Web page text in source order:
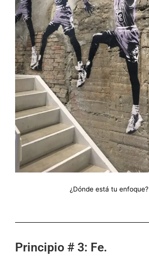
¿Dónde está tu enfoque?
Principio # 3: Fe.